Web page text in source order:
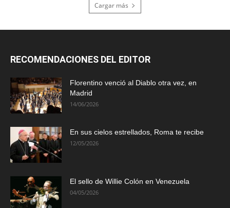
Cargar más
RECOMENDACIONES DEL EDITOR
Florentino venció al Diablo otra vez, en
Madrid
14/06/2026
En sus cielos estrellados, Roma te recibe
12/05/2026
El sello de Willie Colón en Venezuela
04/05/2026